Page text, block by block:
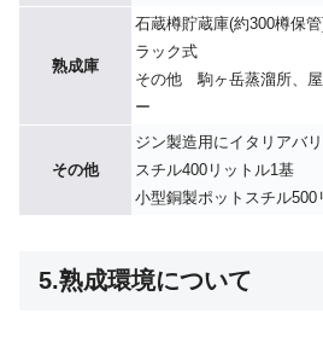
熟成庫
石蔵樽貯蔵庫(約300樽保
ラック式
その他 駒ヶ岳蒸溜所、
ー
その他
ジン製造用にイタリアバ
スチル400リットル1基
小型銅製ポットスチル500
5.熟成環境について